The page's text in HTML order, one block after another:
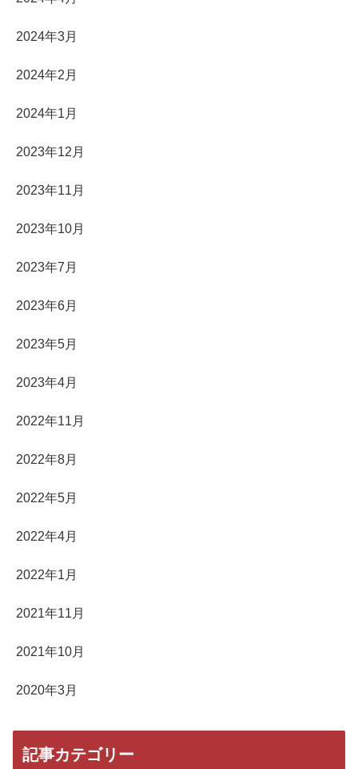
2024年3月
2024年2月
2024年1月
2023年12月
2023年11月
2023年10月
2023年7月
2023年6月
2023年5月
2023年4月
2022年11月
2022年8月
2022年5月
2022年4月
2022年1月
2021年11月
2021年10月
2020年3月
記事カテゴリー